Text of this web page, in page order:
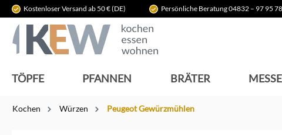
Zur Hauptnavigation springen
Kostenloser Versand ab 50 € (DE) Persönliche Beratung 04832 – 97 95
TÖPFE PFANNEN BRÄTER
Kochen Würzen Peugeot Gewürzmühlen